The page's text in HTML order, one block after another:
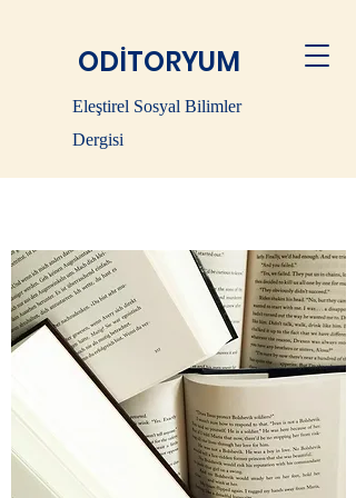
ODİTORYUM
Eleştirel Sosyal Bilimler
Dergisi